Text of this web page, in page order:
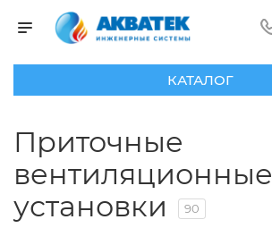
КАТАЛОГ
Приточные
вентиляционные
установки
90